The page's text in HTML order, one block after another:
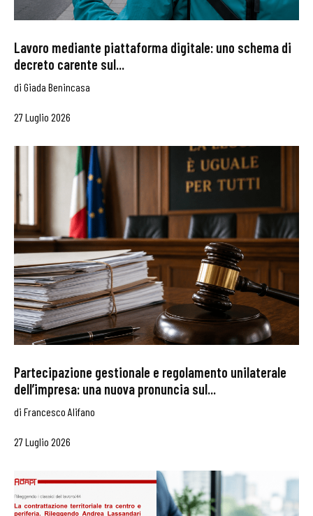
Lavoro mediante piattaforma digitale: uno schema di
decreto carente sul...
di Giada Benincasa
27 Luglio 2026
Partecipazione gestionale e regolamento unilaterale
dell’impresa: una nuova pronuncia sul...
di Francesco Alifano
27 Luglio 2026